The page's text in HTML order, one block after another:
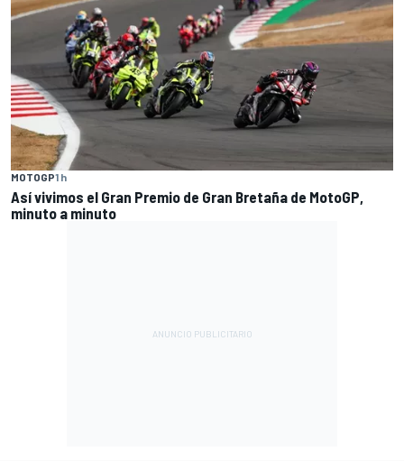
MOTOGP1 h
Así vivimos el Gran Premio de Gran Bretaña de MotoGP,
minuto a minuto